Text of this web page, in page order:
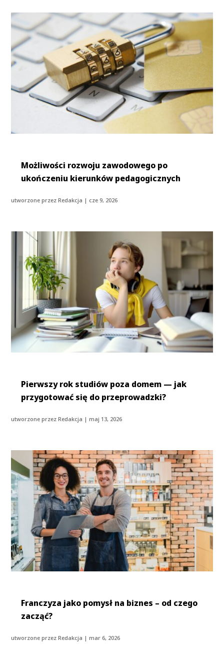
Możliwości rozwoju zawodowego po
ukończeniu kierunków pedagogicznych
utworzone przezRedakcja | cze 9, 2026
Pierwszy rok studiów poza domem — jak
przygotować się do przeprowadzki?
utworzone przezRedakcja |maj 13, 2026
Franczyza jako pomysł na biznes – od czego
zacząć?
utworzone przezRedakcja |mar 6, 2026